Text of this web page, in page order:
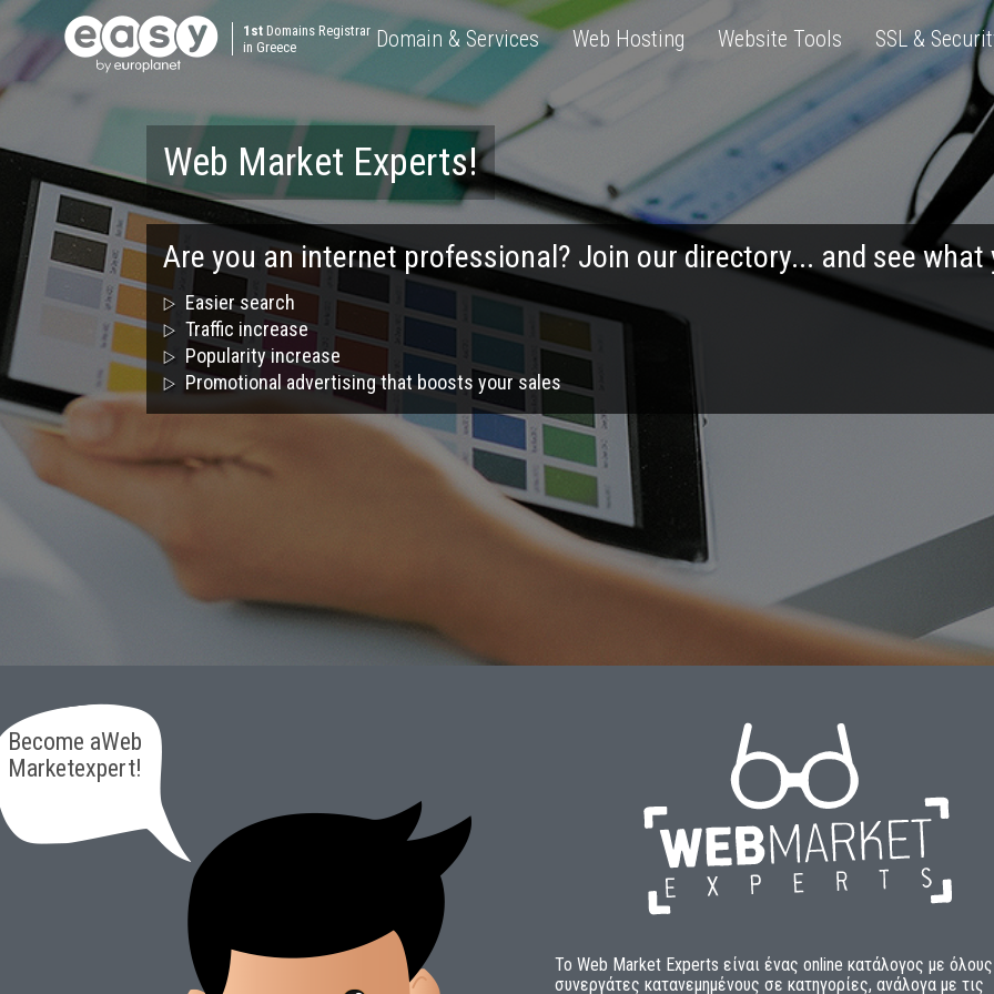
Web Market Experts!
Are you an internet professional? Join our directory... and see what
Easier search
Traffic increase
Popularity increase
Promotional advertising that boosts your sales
Become aWeb
Marketexpert!
To Web Market Experts είναι ένας οnline κατάλογος με
συνεργάτες κατανεμημένους σε κατηγορίες, ανάλογα με τις
1st Domains Registrar
in Greece
Domain & Services Web Hosting Website Tools SSL &